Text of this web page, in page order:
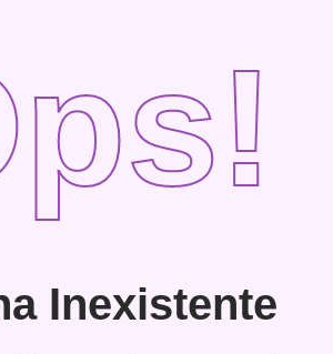
Inexistente